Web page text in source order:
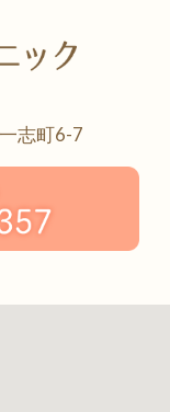
志町6-7